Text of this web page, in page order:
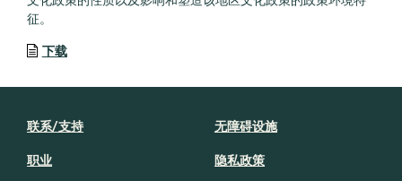
征。
下载
联系/支持
职业
无障碍设施
隐私政策